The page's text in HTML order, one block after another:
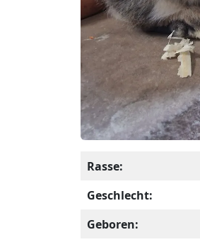
Rasse:
Geschlecht:
Geboren: